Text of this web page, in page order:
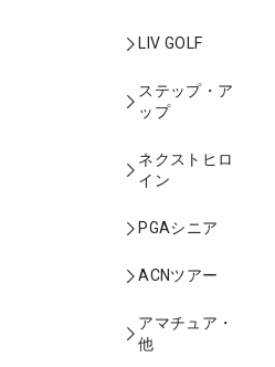
LIV GOLF
ステップ・ア
ップ
ネクストヒロ
イン
PGAシニア
ACNツアー
アマチュア・
他